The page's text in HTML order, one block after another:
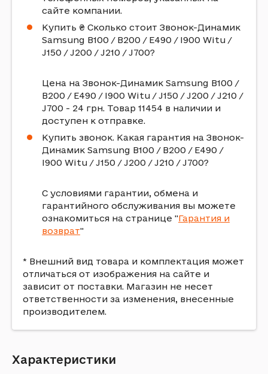
сайте компании.
Купить ₴ Сколько стоит Звонок-Динамик
Samsung B100 / B200 / E490 / I900 Witu /
J150 / J200 / J210 / J700?
Цена на Звонок-Динамик Samsung B100 /
B200 / E490 / I900 Witu / J150 / J200 / J210 /
J700 - 24 грн. Товар 11454 в наличии и
доступен к отправке.
Купить звонок. Какая гарантия на Звонок-
Динамик Samsung B100 / B200 / E490 /
I900 Witu / J150 / J200 / J210 / J700?
С условиями гарантии, обмена и
гарантийного обслуживания вы можете
ознакомиться на странице "Гарантия и
возврат"
* Внешний вид товара и комплектация может
отличаться от изображения на сайте и
зависит от поставки. Магазин не несет
ответственности за изменения, внесенные
производителем.
Характеристики